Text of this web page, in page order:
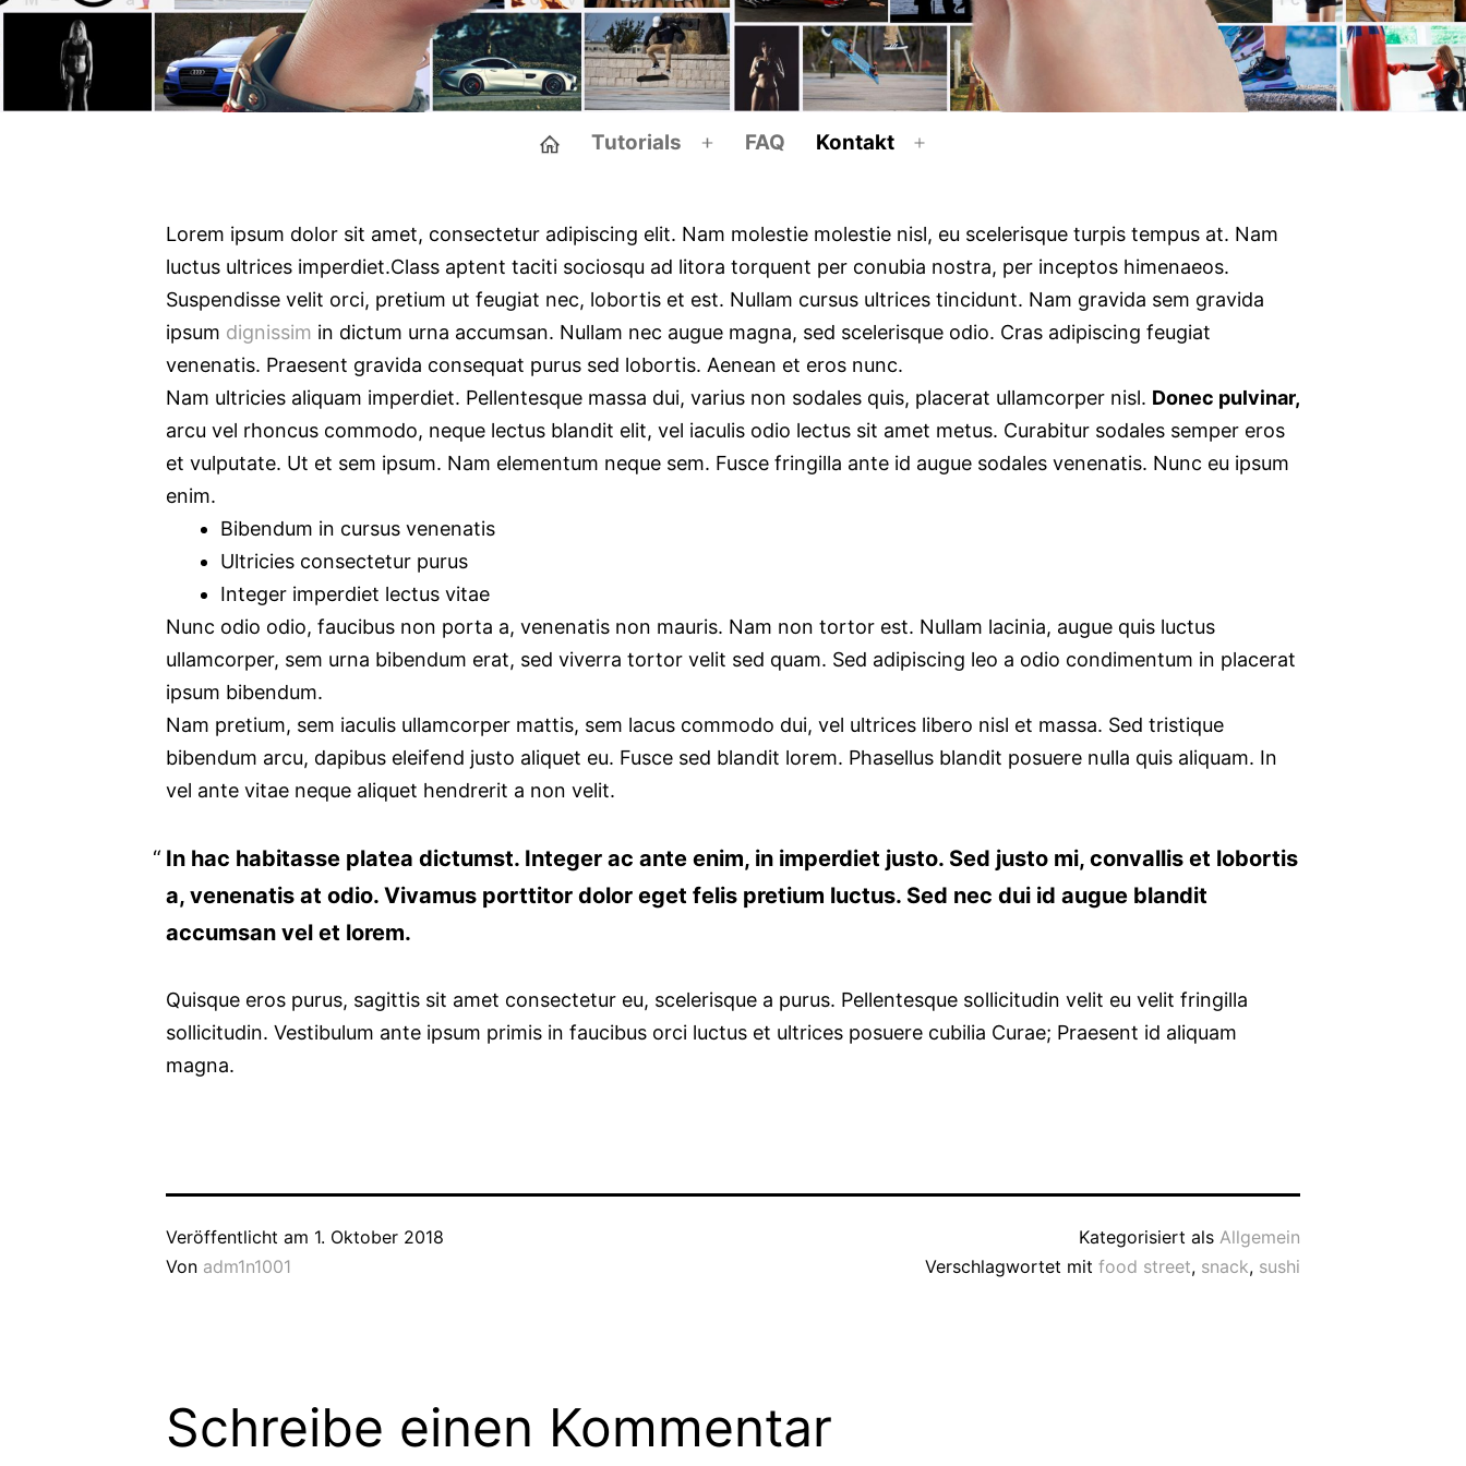
◌ Tutorials
Menü
FAQ Kontakt
Lorem ipsum dolor sit amet, consectetur adipiscing elit. Nam molestie molestie nisl, eu scelerisque turpis tempus at. Nam
luctus ultrices imperdiet.Class aptent taciti sociosqu ad litora torquent per conubia nostra, per inceptos himenaeos.
Suspendisse velit orci, pretium ut feugiat nec, lobortis et est. Nullam cursus ultrices tincidunt. Nam gravida sem gravida
ipsum dignissim in dictum urna accumsan. Nullam nec augue magna, sed scelerisque odio. Cras adipiscing feugiat
venenatis. Praesent gravida consequat purus sed lobortis. Aenean et eros nunc.
Nam ultricies aliquam imperdiet. Pellentesque massa dui, varius non sodales quis, placerat ullamcorper nisl. Donec pulvinar,
arcu vel rhoncus commodo, neque lectus blandit elit, vel iaculis odio lectus sit amet metus. Curabitur sodales semper eros
et vulputate. Ut et sem ipsum. Nam elementum neque sem. Fusce fringilla ante id augue sodales venenatis. Nunc eu ipsum
enim.
Bibendum in cursus venenatis
Ultricies consectetur purus
Integer imperdiet lectus vitae
Nunc odio odio, faucibus non porta a, venenatis non mauris. Nam non tortor est. Nullam lacinia, augue quis luctus
ullamcorper, sem urna bibendum erat, sed viverra tortor velit sed quam. Sed adipiscing leo a odio condimentum in placerat
ipsum bibendum.
Nam pretium, sem iaculis ullamcorper mattis, sem lacus commodo dui, vel ultrices libero nisl et massa. Sed tristique
bibendum arcu, dapibus eleifend justo aliquet eu. Fusce sed blandit lorem. Phasellus blandit posuere nulla quis aliquam. In
vel ante vitae neque aliquet hendrerit a non velit.
In hac habitasse platea dictumst. Integer ac ante enim, in imperdiet justo. Sed justo mi, convallis et lobortis
a, venenatis at odio. Vivamus porttitor dolor eget felis pretium luctus. Sed nec dui id augue blandit
accumsan vel et lorem.
Quisque eros purus, sagittis sit amet consectetur eu, scelerisque a purus. Pellentesque sollicitudin velit eu velit fringilla
sollicitudin. Vestibulum ante ipsum primis in faucibus orci luctus et ultrices posuere cubilia Curae; Praesent id aliquam
magna.
Veröffentlicht am 1. Oktober 2018
Von adm1n1001
Kategorisiert als Allgemein
Verschlagwortet mit food street, snack, sushi
Schreibe einen Kommentar